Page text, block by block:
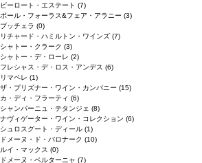
ピーロート・エステート (7)
ボール・フォーラス&フェア・アラニー (3)
ブッチェラ (0)
リチャード・ハミルトン・ワインズ (7)
シャトー・クラーク (3)
シャトー・デ・ローレ (2)
フレシャス・デ・ロス・アンデス (6)
リマペレ (1)
ザ・プリズナー・ワイン・カンパニー (15)
カ・ディ・フラーティ (6)
シャンパーニュ・テタンジェ (8)
ナヴィゲーター・ワイン・コレクション (6)
シュロスグート・ディール (1)
ドメーヌ・ド・バロナーク (10)
ルイ・マックス (0)
ドメーヌ・ベルターニャ (7)